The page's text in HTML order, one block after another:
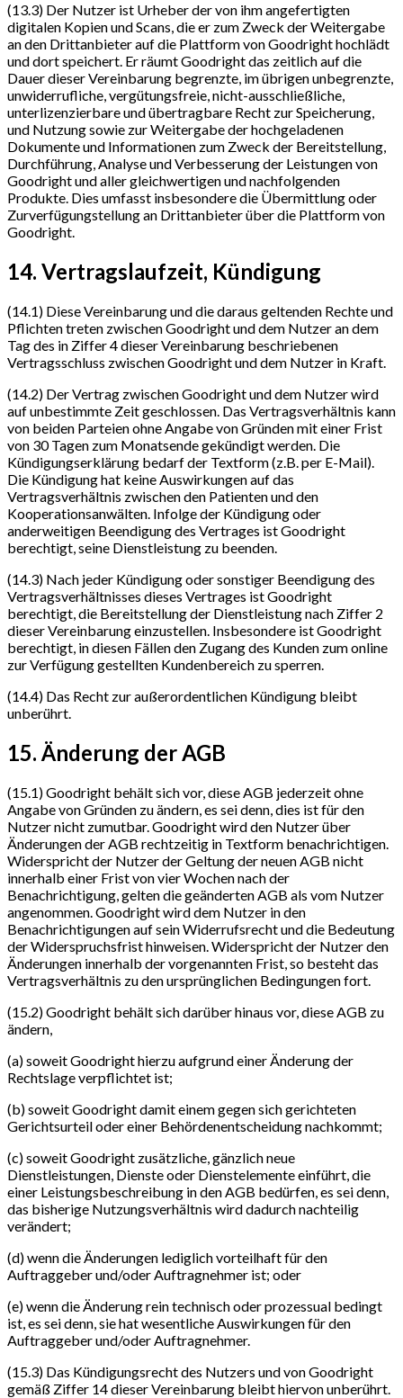
(13.3) Der Nutzer ist Urheber der von ihm angefertigten
digitalen Kopien und Scans, die er zum Zweck der Weitergabe
an den Drittanbieter auf die Plattform von Goodright hochlädt
und dort speichert. Er räumt Goodright das zeitlich auf die
Dauer dieser Vereinbarung begrenzte, im übrigen unbegrenzte,
unwiderrufliche, vergütungsfreie, nicht-ausschließliche,
unterlizenzierbare und übertragbare Recht zur Speicherung,
und Nutzung sowie zur Weitergabe der hochgeladenen
Dokumente und Informationen zum Zweck der Bereitstellung,
Durchführung, Analyse und Verbesserung der Leistungen von
Goodright und aller gleichwertigen und nachfolgenden
Produkte. Dies umfasst insbesondere die Übermittlung oder
Zurverfügungstellung an Drittanbieter über die Plattform von
Goodright.
14. Vertragslaufzeit, Kündigung
(14.1) Diese Vereinbarung und die daraus geltenden Rechte und
Pflichten treten zwischen Goodright und dem Nutzer an dem
Tag des in Ziffer 4 dieser Vereinbarung beschriebenen
Vertragsschluss zwischen Goodright und dem Nutzer in Kraft.
(14.2) Der Vertrag zwischen Goodright und dem Nutzer wird
auf unbestimmte Zeit geschlossen. Das Vertragsverhältnis kann
von beiden Parteien ohne Angabe von Gründen mit einer Frist
von 30 Tagen zum Monatsende gekündigt werden. Die
Kündigungserklärung bedarf der Textform (z.B. per E-Mail).
Die Kündigung hat keine Auswirkungen auf das
Vertragsverhältnis zwischen den Patienten und den
Kooperationsanwälten. Infolge der Kündigung oder
anderweitigen Beendigung des Vertrages ist Goodright
berechtigt, seine Dienstleistung zu beenden.
(14.3) Nach jeder Kündigung oder sonstiger Beendigung des
Vertragsverhältnisses dieses Vertrages ist Goodright
berechtigt, die Bereitstellung der Dienstleistung nach Ziffer 2
dieser Vereinbarung einzustellen. Insbesondere ist Goodright
berechtigt, in diesen Fällen den Zugang des Kunden zum online
zur Verfügung gestellten Kundenbereich zu sperren.
(14.4) Das Recht zur außerordentlichen Kündigung bleibt
unberührt.
15. Änderung der AGB
(15.1) Goodright behält sich vor, diese AGB jederzeit ohne
Angabe von Gründen zu ändern, es sei denn, dies ist für den
Nutzer nicht zumutbar. Goodright wird den Nutzer über
Änderungen der AGB rechtzeitig in Textform benachrichtigen.
Widerspricht der Nutzer der Geltung der neuen AGB nicht
innerhalb einer Frist von vier Wochen nach der
Benachrichtigung, gelten die geänderten AGB als vom Nutzer
angenommen. Goodright wird dem Nutzer in den
Benachrichtigungen auf sein Widerrufsrecht und die Bedeutung
der Widerspruchsfrist hinweisen. Widerspricht der Nutzer den
Änderungen innerhalb der vorgenannten Frist, so besteht das
Vertragsverhältnis zu den ursprünglichen Bedingungen fort.
(15.2) Goodright behält sich darüber hinaus vor, diese AGB zu
ändern,
(a) soweit Goodright hierzu aufgrund einer Änderung der
Rechtslage verpflichtet ist;
(b) soweit Goodright damit einem gegen sich gerichteten
Gerichtsurteil oder einer Behördenentscheidung nachkommt;
(c) soweit Goodright zusätzliche, gänzlich neue
Dienstleistungen, Dienste oder Dienstelemente einführt, die
einer Leistungsbeschreibung in den AGB bedürfen, es sei denn,
das bisherige Nutzungsverhältnis wird dadurch nachteilig
verändert;
(d) wenn die Änderungen lediglich vorteilhaft für den
Auftraggeber und/oder Auftragnehmer ist; oder
(e) wenn die Änderung rein technisch oder prozessual bedingt
ist, es sei denn, sie hat wesentliche Auswirkungen für den
Auftraggeber und/oder Auftragnehmer.
(15.3) Das Kündigungsrecht des Nutzers und von Goodright
gemäß Ziffer 14 dieser Vereinbarung bleibt hiervon unberührt.